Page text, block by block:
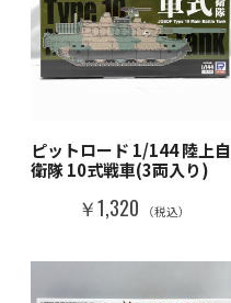
ピットロード 1/144 陸上自
衛隊 10式戦車(3両入り)
￥1,320 （税込）